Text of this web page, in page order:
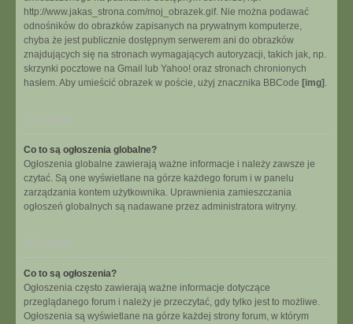
http://www.jakas_strona.com/moj_obrazek.gif. Nie można podawać
odnośników do obrazków zapisanych na prywatnym komputerze,
chyba że jest publicznie dostępnym serwerem ani do obrazków
znajdujących się na stronach wymagających autoryzacji, takich jak, np.
skrzynki pocztowe na Gmail lub Yahoo! oraz stronach chronionych
hasłem. Aby umieścić obrazek w poście, użyj znacznika BBCode [img] .
Co to są ogłoszenia globalne?
Ogłoszenia globalne zawierają ważne informacje i należy zawsze je
czytać. Są one wyświetlane na górze każdego forum i w panelu
zarządzania kontem użytkownika. Uprawnienia zamieszczania
ogłoszeń globalnych są nadawane przez administratora witryny.
Co to są ogłoszenia?
Ogłoszenia często zawierają ważne informacje dotyczące
przeglądanego forum i należy je przeczytać, gdy tylko jest to możliwe.
Ogłoszenia są wyświetlane na górze każdej strony forum, w którym